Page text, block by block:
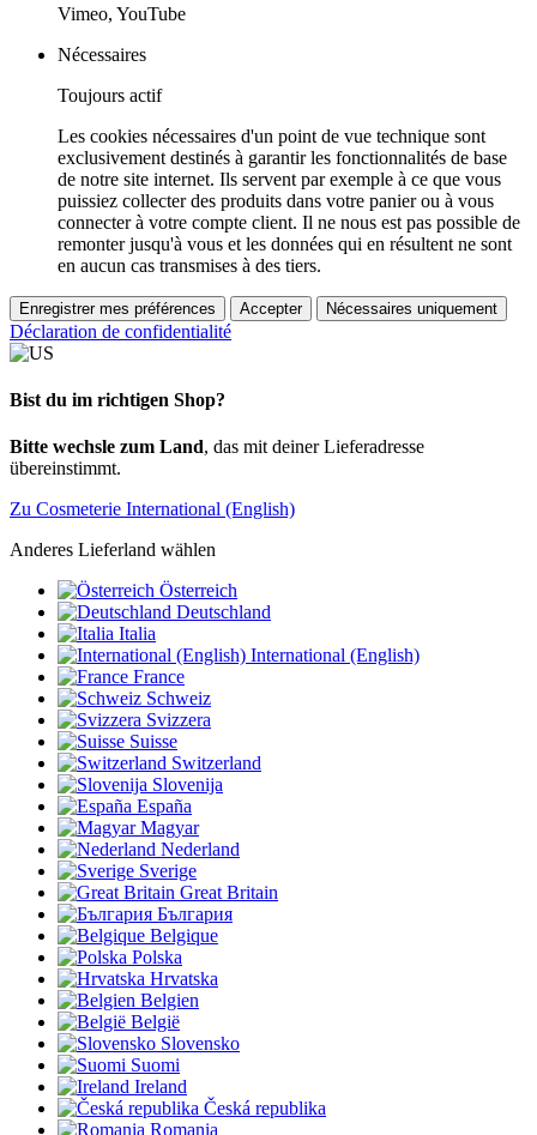
Vimeo, YouTube
Nécessaires
Toujours actif
Les cookies nécessaires d'un point de vue technique sont
exclusivement destinés à garantir les fonctionnalités de base
de notre site internet. Ils servent par exemple à ce que vous
puissiez collecter des produits dans votre panier ou à vous
connecter à votre compte client. Il ne nous est pas possible de
remonter jusqu'à vous et les données qui en résultent ne sont
en aucun cas transmises à des tiers.
Enregistrer mes préférences Accepter Nécessaires uniquement
Déclaration de confidentialité
Bist du im richtigen Shop?
Bitte wechsle zum Land, das mit deiner Lieferadresse
übereinstimmt.
Zu Cosmeterie International (English)
Anderes Lieferland wählen
Österreich
Deutschland
Italia
International (English)
France
Schweiz
Svizzera
Suisse
Switzerland
Slovenija
España
Magyar
Nederland
Sverige
Great Britain
България
Belgique
Polska
Hrvatska
Belgien
België
Slovensko
Suomi
Ireland
Česká republika
Romania